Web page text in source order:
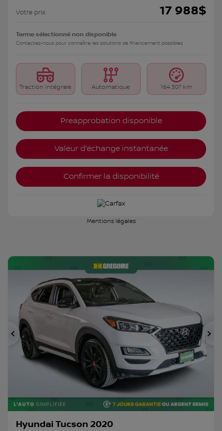
Votre prix 17 988$
Terme sélectionné non disponible
Contactez-nous pour connaître les solutions de financement possibles
Traction intégrale Automatique 164 307 km
Preapprobation disponible
Valeur d'échange instantanée
Confirmer la disponibilité
Mentions légales
Précédent
Hyundai Tucson 2020